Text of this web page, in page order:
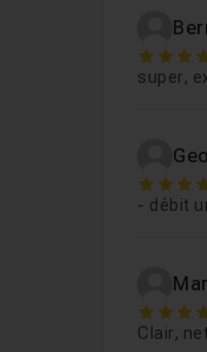
5
super,
4
- débit
5
Clair,